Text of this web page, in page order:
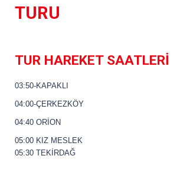
TURU
TUR HAREKET SAATLERİ
03:50-KAPAKLI
04:00-ÇERKEZKÖY
04:40 ORİON
05:00 KIZ MESLEK
05:30 TEKİRDAĞ